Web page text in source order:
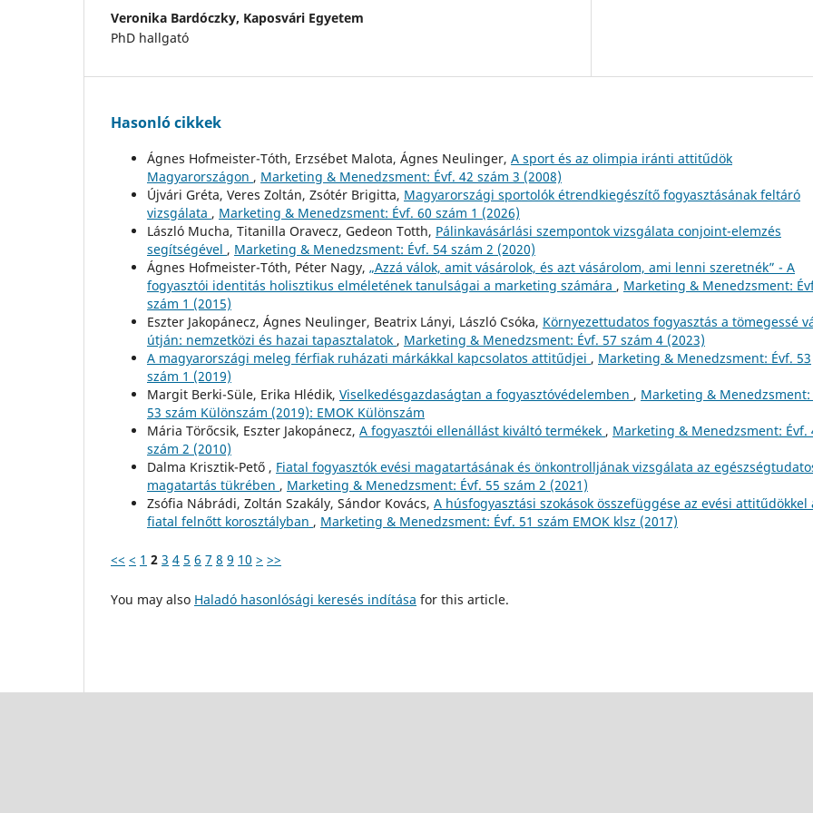
Veronika Bardóczky, Kaposvári Egyetem
PhD hallgató
Hasonló cikkek
Ágnes Hofmeister-Tóth, Erzsébet Malota, Ágnes Neulinger, A sport és az olimpia iránti attitűdök
Magyarországon , Marketing & Menedzsment: Évf. 42 szám 3 (2008)
Újvári Gréta, Veres Zoltán, Zsótér Brigitta, Magyarországi sportolók étrendkiegészítő fogyasztásának feltáró
vizsgálata , Marketing & Menedzsment: Évf. 60 szám 1 (2026)
László Mucha, Titanilla Oravecz, Gedeon Totth, Pálinkavásárlási szempontok vizsgálata conjoint-elemzés
segítségével , Marketing & Menedzsment: Évf. 54 szám 2 (2020)
Ágnes Hofmeister-Tóth, Péter Nagy, „Azzá válok, amit vásárolok, és azt vásárolom, ami lenni szeretnék” - A
fogyasztói identitás holisztikus elméletének tanulságai a marketing számára , Marketing & Menedzsment:
szám 1 (2015)
Eszter Jakopánecz, Ágnes Neulinger, Beatrix Lányi, László Csóka, Környezettudatos fogyasztás a tömegessé
útján: nemzetközi és hazai tapasztalatok , Marketing & Menedzsment: Évf. 57 szám 4 (2023)
A magyarországi meleg férfiak ruházati márkákkal kapcsolatos attitűdjei , Marketing & Menedzsment: Évf. 53
szám 1 (2019)
Margit Berki-Süle, Erika Hlédik, Viselkedésgazdaságtan a fogyasztóvédelemben , Marketing & Menedzsment:
53 szám Különszám (2019): EMOK Különszám
Mária Törőcsik, Eszter Jakopánecz, A fogyasztói ellenállást kiváltó termékek , Marketing & Menedzsment: Évf.
szám 2 (2010)
Dalma Krisztik-Pető , Fiatal fogyasztók evési magatartásának és önkontrolljának vizsgálata az
magatartás tükrében , Marketing & Menedzsment: Évf. 55 szám 2 (2021)
Zsófia Nábrádi, Zoltán Szakály, Sándor Kovács, A húsfogyasztási szokások összefüggése az evési attitűdökkel
fiatal felnőtt korosztályban , Marketing & Menedzsment: Évf. 51 szám EMOK klsz (2017)
<< < 1 2 3 4 5 6 7 8 9 10 > >>
You may also Haladó hasonlósági keresés indítása for this article.